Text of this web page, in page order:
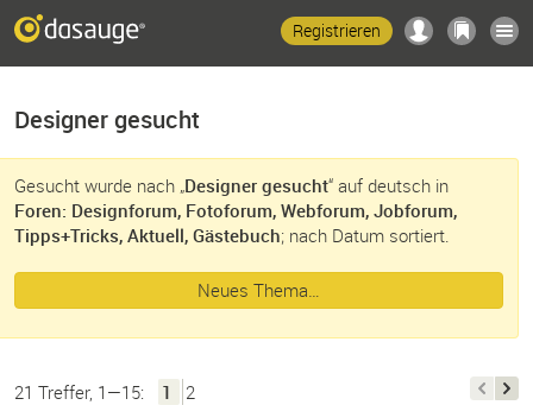
Registrieren
Designer gesucht
Gesucht wurde nach „Designer gesucht“ auf deutsch in
Foren: Designforum, Fotoforum, Webforum, Jobforum,
Tipps+Tricks, Aktuell, Gästebuch; nach Datum sortiert.
Neues Thema…
21 Treffer, 1—15: 1 2